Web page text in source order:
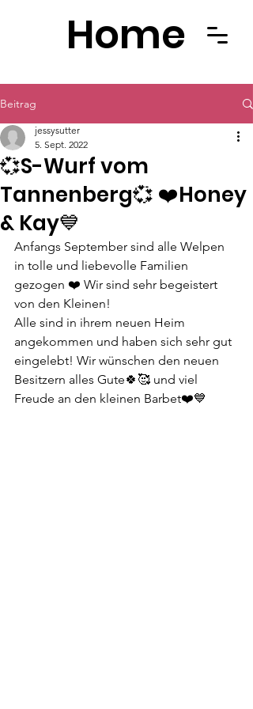
Home
Beitrag
💞S-Wurf vom
Tannenberg💞 ❤️Honey
& Kay💙
jessysutter
5. Sept. 2022
Anfangs September sind alle Welpen
in tolle und liebevolle Familien
gezogen ❤️ Wir sind sehr begeistert
von den Kleinen!
Alle sind in ihrem neuen Heim
angekommen und haben sich sehr gut
eingelebt! Wir wünschen den neuen
Besitzern alles Gute🍀🥰 und viel
Freude an den kleinen Barbet❤️💙